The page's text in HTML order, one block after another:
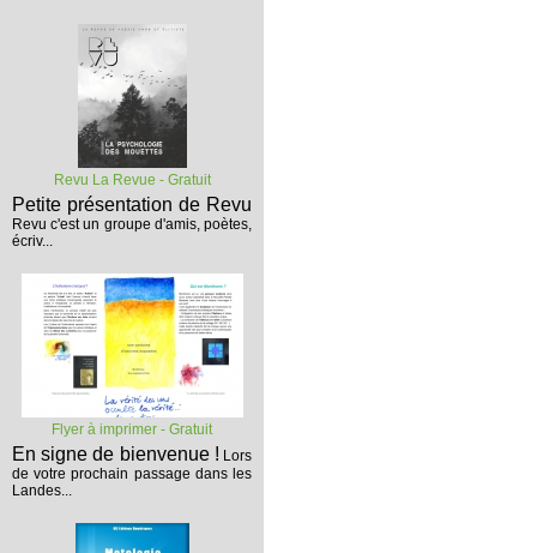
Revu La Revue - Gratuit
Petite présentation de Revu
Revu c'est un groupe d'amis, poètes,
écriv...
Flyer à imprimer - Gratuit
En signe de bienvenue ! Lors
de votre prochain passage dans les
Landes...